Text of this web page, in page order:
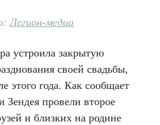
Легион-медиа
устроила закрытую
своей свадьбы,
этого года. Как сообщает
Зендея провели второе
и близких на родине